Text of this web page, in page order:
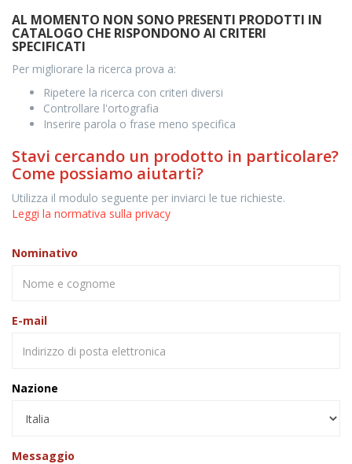
AL MOMENTO NON SONO PRESENTI PRODOTTI IN
CATALOGO CHE RISPONDONO AI CRITERI
SPECIFICATI
Per migliorare la ricerca prova a:
Ripetere la ricerca con criteri diversi
Controllare l'ortografia
Inserire parola o frase meno specifica
Stavi cercando un prodotto in particolare?
Come possiamo aiutarti?
Utilizza il modulo seguente per inviarci le tue richieste.
Leggi la normativa sulla privacy
Nominativo
E-mail
Nazione
Messaggio